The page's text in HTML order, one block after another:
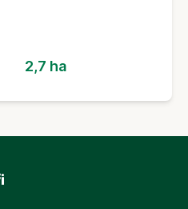
2,7 ha